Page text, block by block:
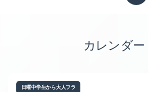
カレンダー
日曜中学生から大人フラ